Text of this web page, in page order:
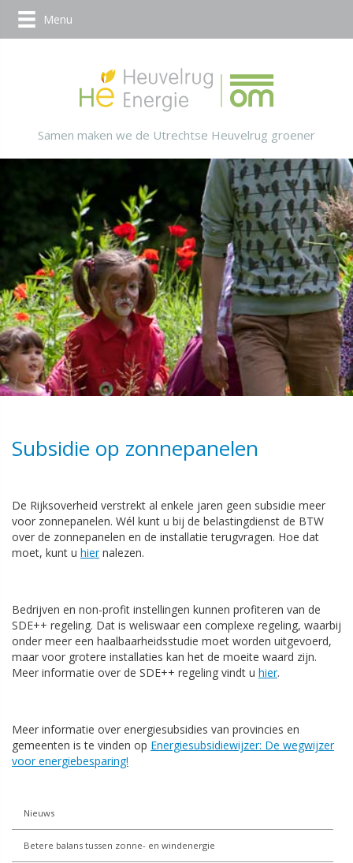
Menu
Samen maken we de Utrechtse Heuvelrug groener
Nieuws
Betere balans tussen zonne- en windenergie
Subsidie op zonnepanelen
De Rijksoverheid verstrekt al enkele jaren geen subsidie meer
voor zonnepanelen. Wél kunt u bij de belastingdienst de BTW
over de zonnepanelen en de installatie terugvragen. Hoe dat
moet, kunt u hiernalezen.
Bedrijven en non-profit instellingen kunnen profiteren van de
SDE++ regeling. Dat is weliswaar een complexe regeling, waarbij
onder meer een haalbaarheidsstudie moet worden uitgevoerd,
maar voor grotere installaties kan het de moeite waard zijn.
Meer informatie over de SDE++ regeling vindt u hier.
Meer informatie over energiesubsidies van provincies en
gemeenten is te vinden op Energiesubsidiewijzer: De wegwijzer
voor energiebesparing!